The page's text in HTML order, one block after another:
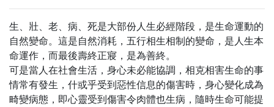
生、壯、老、病、死是大部份人生必經階段，是生命運動的
自然變命。這是自然消耗，五行相生相制的變命，是人生本
命運作，而最後壽終正寢，是為善終。
可是當人在社會生活，身心未必能協調，相克相害生命的事
情常有發生，什或乎受到惡性信息的傷害時，身心變化成為
畸變病態，即心靈受到傷害令肉體也生病，隨時生命可能提